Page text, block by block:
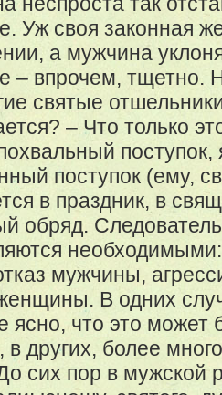
Уж своя законная
а мужчина
– впрочем, тщетно.
святые
– Что только
поступок,
поступок (ему,
в праздник, в
обряд.
мужчины,
В одних
ясно, что это может
в других, более
сих пор в мужской